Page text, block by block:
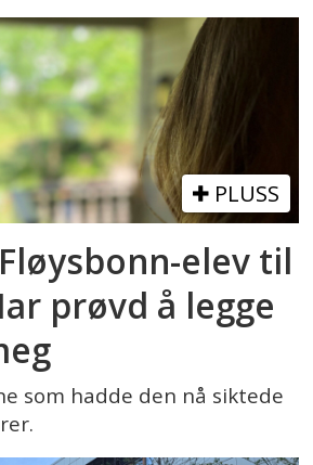
PLUSS
elev til
prøvd å legge
som hadde den nå siktede